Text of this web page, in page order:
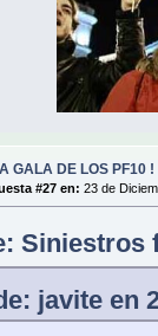
GALA DE LOS PF10 !
#27 en: 23 de
Siniestros
javite en